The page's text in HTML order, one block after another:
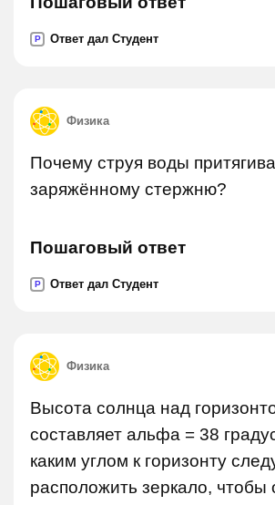
P Ответ дал Студент
Физика
Почему струя воды
заряжённому стержню?
Пошаговый ответ
P Ответ дал Студент
Физика
Высота солнца над
составляет альфа = 38
каким углом к горизонту
расположить зеркало, чтобы